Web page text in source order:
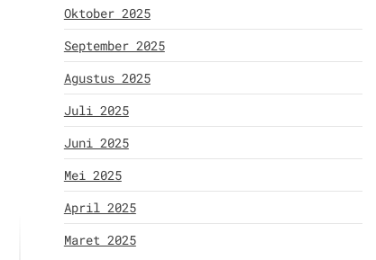
Oktober 2025
September 2025
Agustus 2025
Juli 2025
Juni 2025
Mei 2025
April 2025
Maret 2025